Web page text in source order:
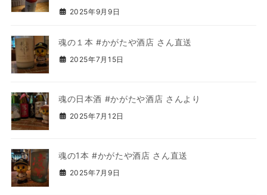
2025年9月9日
魂の１本 #かがたや酒店 さん直送
2025年7月15日
魂の日本酒 #かがたや酒店 さんより
2025年7月12日
魂の1本 #かがたや酒店 さん直送
2025年7月9日